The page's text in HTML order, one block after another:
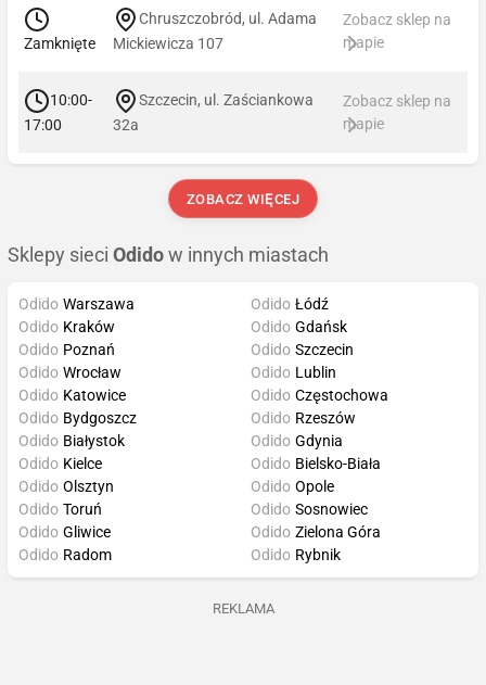
Zamknięte
Chruszczobród, ul. Adama
Mickiewicza 107
Zobacz sklep na
mapie
10:00-
17:00
Szczecin, ul. Zaściankowa
32a
Zobacz sklep na
mapie
ZOBACZ WIĘCEJ
Sklepy sieci Odido w innych miastach
Odido Warszawa
Odido Kraków
Odido Poznań
Odido Wrocław
Odido Łódź
Odido Gdańsk
Odido Szczecin
Odido Lublin
Odido Katowice
Odido Bydgoszcz
Odido Białystok
Odido Kielce
Odido Częstochowa
Odido Rzeszów
Odido Gdynia
Odido Bielsko-Biała
Odido Olsztyn
Odido Toruń
Odido Gliwice
Odido Radom
Odido Opole
Odido Sosnowiec
Odido Zielona Góra
Odido Rybnik
REKLAMA